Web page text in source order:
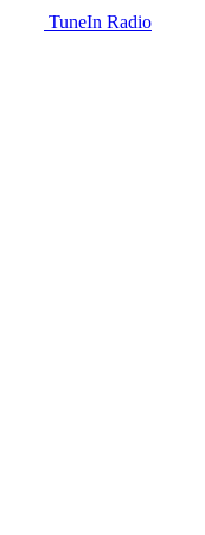
TuneIn Radio